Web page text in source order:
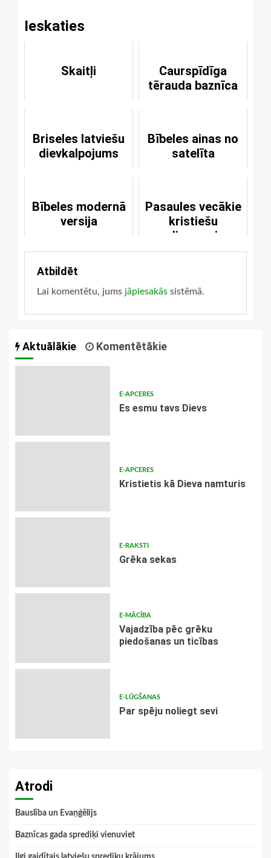
Ieskaties
Skaitļi
Caurspīdīga
tērauda baznīca
Briseles latviešu
dievkalpojums
Bībeles ainas no
satelīta
Bībeles modernā
versija
Pasaules vecākie
kristiešu
dievnami
Atbildēt
Lai komentētu, jums jāpiesakās sistēmā.
Aktuālākie Komentētākie
E-APCERES
Es esmu tavs Dievs
E-APCERES
Kristietis kā Dieva namturis
E-RAKSTI
Grēka sekas
E-MĀCĪBA
Vajadzība pēc grēku
piedošanas un ticības
E-LŪGŠANAS
Par spēju noliegt sevi
Atrodi
Bauslība un Evaņģēlijs
Baznīcas gada sprediķi vienuviet